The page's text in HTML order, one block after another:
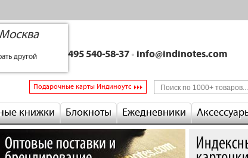
Москва
другой +7 495 540-58-37 • info@indinotes.com
Подарочные карты Индиноутс
книжки Блокноты Ежедневники